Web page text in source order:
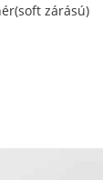
zárású)